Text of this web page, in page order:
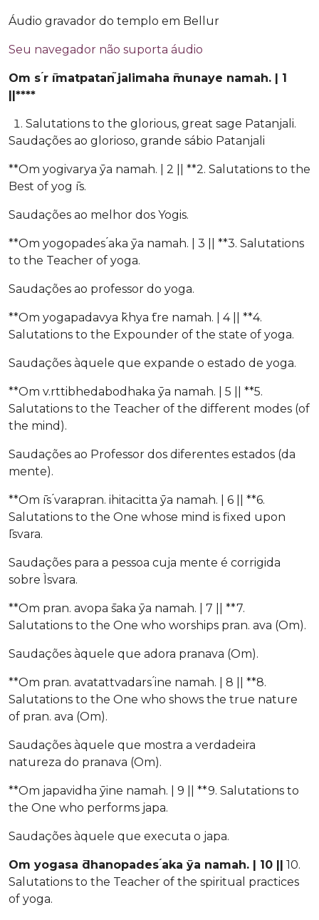
Áudio gravador do templo em Bellur
Seu navegador não suporta áudio
Om s ́r ̄ımatpatan ̃jalimaha ̄munaye namah. | 1
||****
Salutations to the glorious, great sage Patanjali.
Saudações ao glorioso, grande sábio Patanjali
**Om yogivarya ̄ya namah. | 2 || **2. Salutations to the
Best of yog ̄ıs.
Saudações ao melhor dos Yogis.
**Om yogopades ́aka ̄ya namah. | 3 || **3. Salutations
to the Teacher of yoga.
Saudações ao professor do yoga.
**Om yogapadavya ̄khya ̄tre namah. | 4 || **4.
Salutations to the Expounder of the state of yoga.
Saudações àquele que expande o estado de yoga.
**Om v.rttibhedabodhaka ̄ya namah. | 5 || **5.
Salutations to the Teacher of the different modes (of
the mind).
Saudações ao Professor dos diferentes estados (da
mente).
**Om ̄ıs ́varapran. ihitacitta ̄ya namah. | 6 || **6.
Salutations to the One whose mind is fixed upon
̄Isvara.
Saudações para a pessoa cuja mente é corrigida
sobre Ìsvara.
**Om pran. avopa ̄saka ̄ya namah. | 7 || **7.
Salutations to the One who worships pran. ava (Om).
Saudações àquele que adora pranava (Om).
**Om pran. avatattvadars ́ine namah. | 8 || **8.
Salutations to the One who shows the true nature
of pran. ava (Om).
Saudações àquele que mostra a verdadeira
natureza do pranava (Om).
**Om japavidha ̄yine namah. | 9 || **9. Salutations to
the One who performs japa.
Saudações àquele que executa o japa.
Om yogasa ̄dhanopades ́aka ̄ya namah. | 10 || 10.
Salutations to the Teacher of the spiritual practices
of yoga.